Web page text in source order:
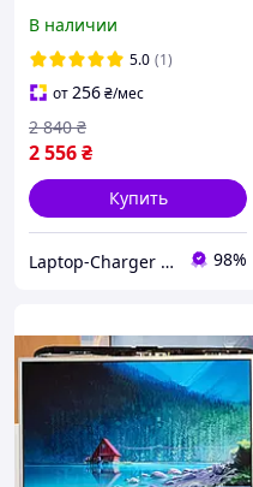
В наличии
5.0 (1)
от256₴/мес
2 556₴
2 840 ₴
Купить
Laptop-Charger - интернет магазин комплектующих к ноутбукам 98%